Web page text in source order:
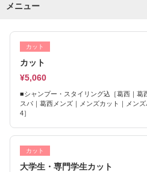
メニュー
カット
カット
¥5,060
■シャンプー・スタイリング込［葛西｜葛
スパ｜葛西メンズ｜メンズカット｜メン
4］
カット
大学生・専門学生カット